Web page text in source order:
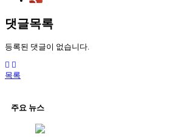
댓글목록
등록된 댓글이 없습니다.
목록
주요 뉴스